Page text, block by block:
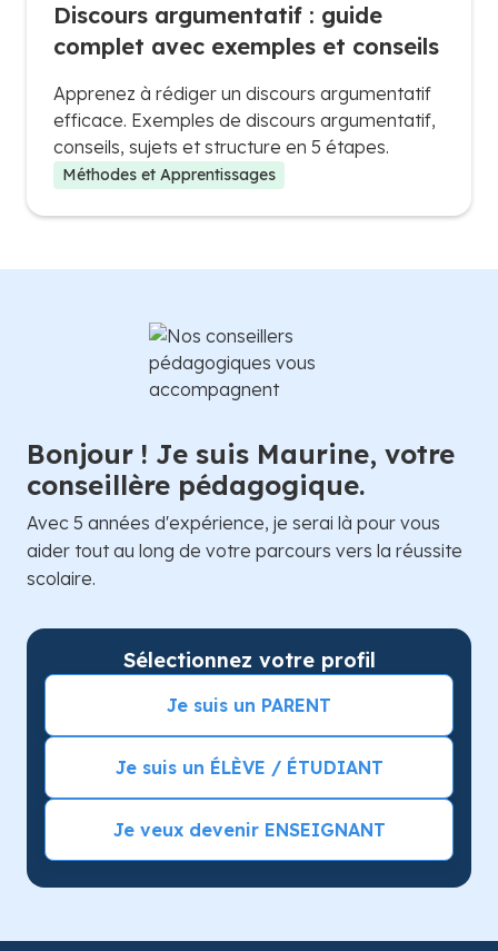
Discours argumentatif : guide
complet avec exemples et conseils
Apprenez à rédiger un discours argumentatif
efficace. Exemples de discours argumentatif,
conseils, sujets et structure en 5 étapes.
Méthodes et Apprentissages
Bonjour ! Je suis Maurine, votre
conseillère pédagogique.
Avec 5 années d'expérience, je serai là pour vous
aider tout au long de votre parcours vers la réussite
scolaire.
Sélectionnez votre profil
Je suis un PARENT
Je suis un ÉLÈVE / ÉTUDIANT
Je veux devenir ENSEIGNANT